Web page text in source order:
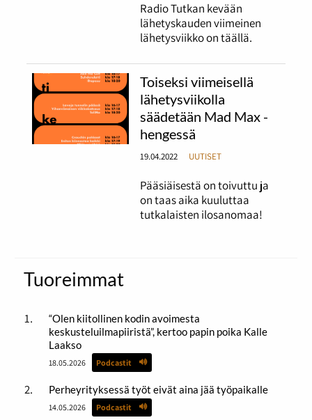
Radio Tutkan kevään
lähetyskauden viimeinen
lähetysviikko on täällä.
Toiseksi viimeisellä
lähetysviikolla
säädetään Mad Max -
hengessä
19.04.2022 UUTISET
Pääsiäisestä on toivuttu ja
on taas aika kuuluttaa
tutkalaisten ilosanomaa!
Tuoreimmat
“Olen kiitollinen kodin avoimesta
keskusteluilmapiiristä”, kertoo papin poika Kalle
Laakso
18.05.2026 Podcastit
Perheyrityksessä työt eivät aina jää työpaikalle
14.05.2026 Podcastit